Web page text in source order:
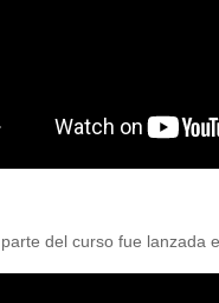
del curso fue lanzada